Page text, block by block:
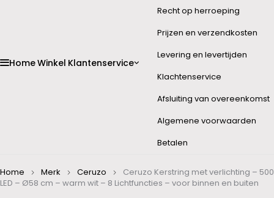
HomeWinkel Klantenservice
Recht op herroeping
Prijzen en verzendkosten
Levering en levertijden
Klachtenservice
Afsluiting van overeenkomst
Algemene voorwaarden
Betalen
Home Merk Ceruzo
Ceruzo Kerstring met verlichting – 500
LED – Ø58 cm – warm wit – 8 Lichtfuncties – voor binnen en buiten